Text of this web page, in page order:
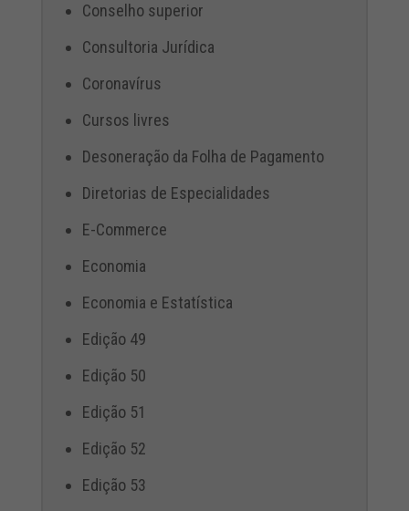
Conselho superior
Consultoria Jurídica
Coronavírus
Cursos livres
Desoneração da Folha de Pagamento
Diretorias de Especialidades
E-Commerce
Economia
Economia e Estatística
Edição 49
Edição 50
Edição 51
Edição 52
Edição 53